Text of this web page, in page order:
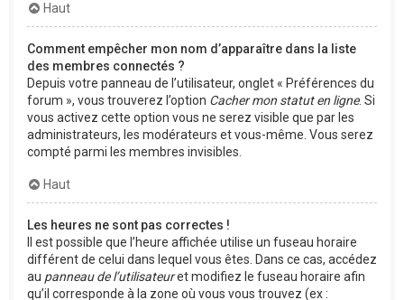
Haut
Comment empêcher mon nom d’apparaître dans la liste
des membres connectés ?
Depuis votre panneau de l’utilisateur, onglet « Préférences du
forum », vous trouverez l’option Cacher mon statut en ligne. Si
vous activez cette option vous ne serez visible que par les
administrateurs, les modérateurs et vous-même. Vous serez
compté parmi les membres invisibles.
Haut
Les heures ne sont pas correctes !
Il est possible que l’heure affichée utilise un fuseau horaire
différent de celui dans lequel vous êtes. Dans ce cas, accédez
au panneau de l’utilisateuret modifiez le fuseau horaire afin
qu’il corresponde à la zone où vous vous trouvez (ex :